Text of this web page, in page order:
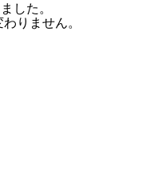
した。
りません。